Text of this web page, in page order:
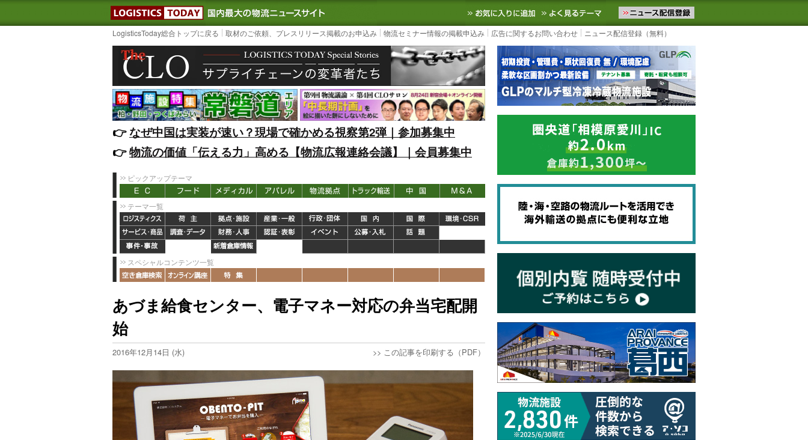
LOGISTICS TODAY｜国内最大の物流ニュースサイト3PL, SCMなど国内外の最新の物流ニュースをお届けします。物流ニュースメール配信を登録す
お気に入りに追加 よく見るテーマ
LogisticsToday総合トップに戻る 取材のご依頼、プレスリリース掲載のお申込み 物流セミナー情報の掲載申込み 広告に関するお問い合わせ ニュース配信登録（無料）
👉️なぜ中国は実装が速い？現場で確かめる視察第2弾｜参加募集中
👉️物流の価値「伝える力」高める【物流広報連絡会議】｜会員募集中
ピックアップテーマ
テーマ一覧
スペシャルコンテンツ一覧
あづま給食センター、電子マネー対応の弁当宅配開
始
2016年12月14日 (水) >> この記事を印刷する（PDF）